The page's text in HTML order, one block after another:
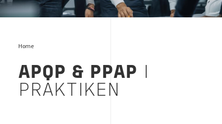
Home
APQP & PPAP
PRAKTIKEN